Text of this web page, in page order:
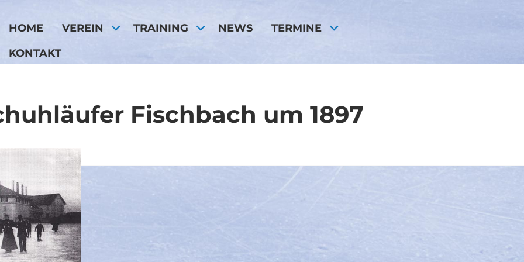
HOME VEREIN TRAINING NEWS TERMINE
KONTAKT
Fischbach um 1897